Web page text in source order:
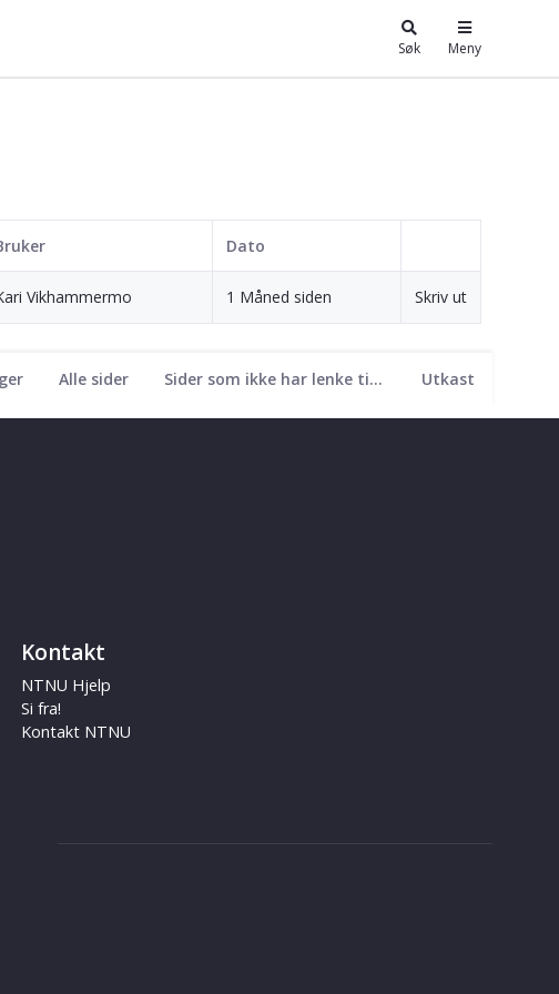
Søk Meny
Alle sider Sider som ikke har lenke til seg Utkast
Dato
Vikhammermo 1 Måned siden Skriv ut
Kontakt
NTNU Hjelp
Si fra!
Kontakt NTNU